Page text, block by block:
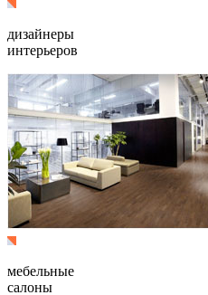
дизайнеры
интерьеров
мебельные
салоны